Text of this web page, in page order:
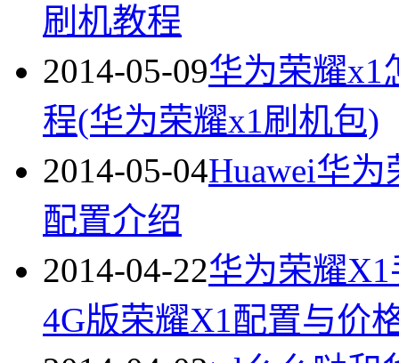
刷机教程
2014-05-09华为荣耀x1
程(华为荣耀x1刷机包)
2014-05-04Huawei华
配置介绍
2014-04-22华为荣耀
4G版荣耀X1配置与价